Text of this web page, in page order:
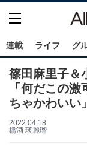
連載 ライフ グ
篠田麻里子＆
「何だこの
ちゃかわいい」
2022.04.18
橋酒 瑛麗瑠